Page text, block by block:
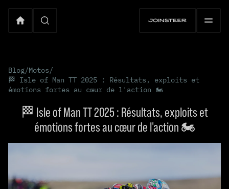
Blog/Motos/
🏁 Isle of Man TT 2025 : Résultats, exploits et
émotions fortes au cœur de l'action 🏍️
🏁 Isle of Man TT 2025 : Résultats, exploits et
émotions fortes au cœur de l'action 🏍️